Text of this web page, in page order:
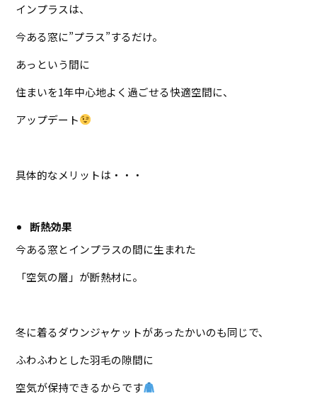
インプラスは、
今ある窓に”プラス”するだけ。
あっという間に
住まいを1年中心地よく過ごせる快適空間に、
アップデート
具体的なメリットは・・・
断熱効果
今ある窓とインプラスの間に生まれた
「空気の層」が断熱材に。
冬に着るダウンジャケットがあったかいのも同じで、
ふわふわとした羽毛の隙間に
空気が保持できるからです